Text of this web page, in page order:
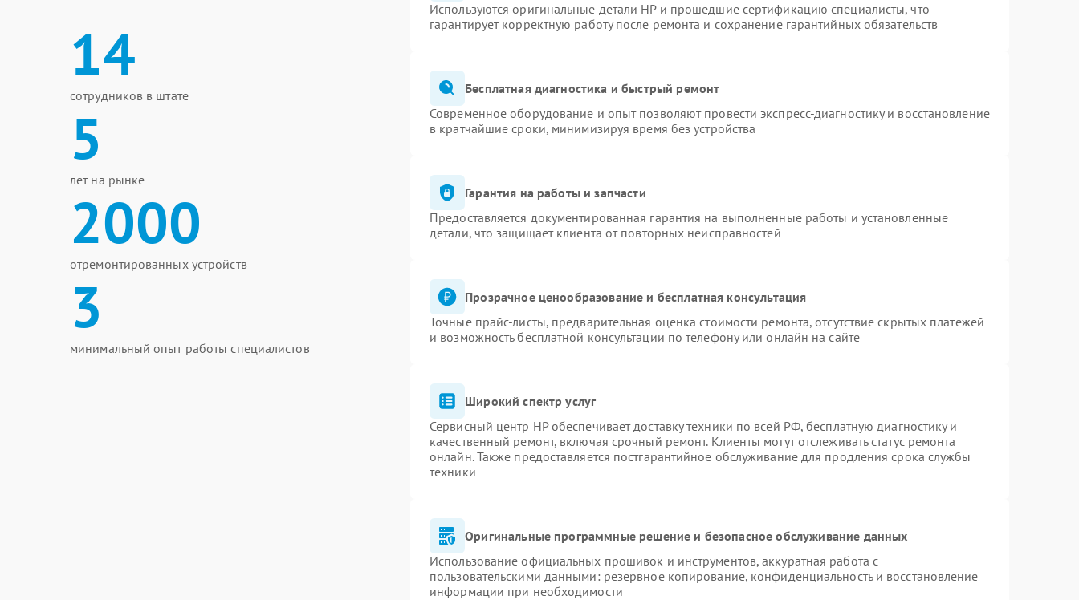
14
сотрудников в штате
5
лет на рынке
2000
отремонтированных устройств
3
минимальный опыт работы специалистов
Используются оригинальные детали HP и прошедшие сертификацию специалисты, что
гарантирует корректную работу после ремонта и сохранение гарантийных обязательств
Бесплатная диагностика и быстрый ремонт
Современное оборудование и опыт позволяют провести экспресс-диагностику и восстановление
в кратчайшие сроки, минимизируя время без устройства
Гарантия на работы и запчасти
Предоставляется документированная гарантия на выполненные работы и установленные
детали, что защищает клиента от повторных неисправностей
Прозрачное ценообразование и бесплатная консультация
Точные прайс-листы, предварительная оценка стоимости ремонта, отсутствие скрытых платежей
и возможность бесплатной консультации по телефону или онлайн на сайте
Широкий спектр услуг
Сервисный центр HP обеспечивает доставку техники по всей РФ, бесплатную диагностику и
качественный ремонт, включая срочный ремонт. Клиенты могут отслеживать статус ремонта
онлайн. Также предоставляется постгарантийное обслуживание для продления срока службы
техники
Оригинальные программные решение и безопасное обслуживание данных
Использование официальных прошивок и инструментов, аккуратная работа с
пользовательскими данными: резервное копирование, конфиденциальность и восстановление
информации при необходимости